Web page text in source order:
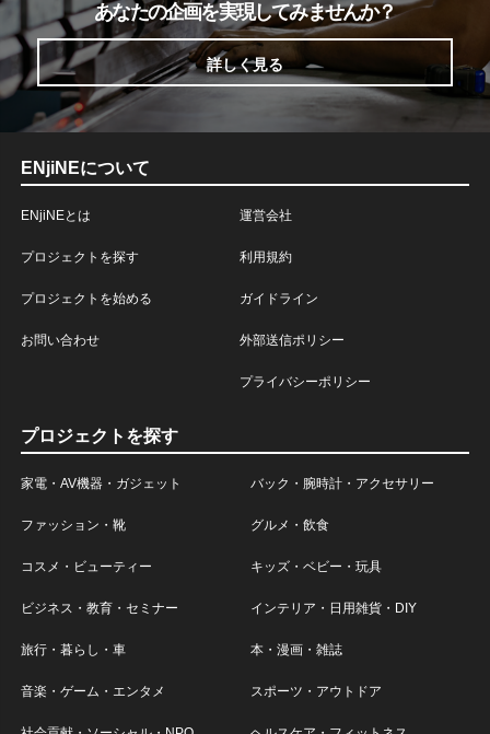
あなたの企画を実現してみませんか？
詳しく見る
ENjiNEについて
ENjiNEとは
プロジェクトを探す
プロジェクトを始める
お問い合わせ
運営会社
利用規約
ガイドライン
外部送信ポリシー
プライバシーポリシー
プロジェクトを探す
家電・AV機器・ガジェット バック・腕時計・アクセサリー
ファッション・靴 グルメ・飲食
コスメ・ビューティー キッズ・ベビー・玩具
ビジネス・教育・セミナー インテリア・日用雑貨・DIY
旅行・暮らし・車 本・漫画・雑誌
音楽・ゲーム・エンタメ スポーツ・アウトドア